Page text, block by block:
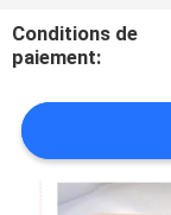
CONTRÔLE
DE
QUALITÉ
PLAN
Conditions de
paiement: